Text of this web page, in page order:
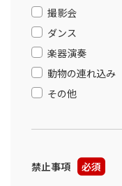
撮影会
ダンス
楽器演奏
動物の連れ込み
その他
禁止事項
必須